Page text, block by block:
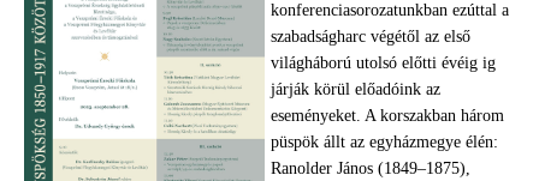
konferenciasorozatunkban ezúttal a
szabadságharc végétől az első
világháború utolsó előtti évéig ig
járják körül előadóink az
eseményeket. A korszakban három
püspök állt az egyházmegye élén:
Ranolder János (1849–1875),